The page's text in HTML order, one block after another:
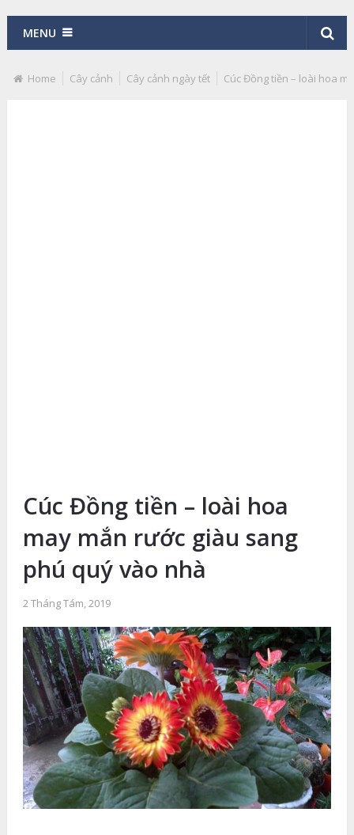
MENU
Home Cây cảnh Cây cảnh ngày tết Cúc Đồng tiền – loài hoa
Cúc Đồng tiền – loài hoa
may mắn rước giàu sang
phú quý vào nhà
2 Tháng Tám, 2019